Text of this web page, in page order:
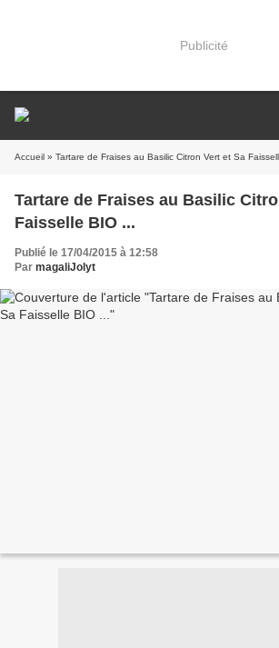
Publicité
Accueil » Tartare de Fraises au Basilic Citron Vert et Sa
Tartare de Fraises au Basilic
Faisselle BIO ...
Publié le 17/04/2015 à 12:58
Par magaliJolyt